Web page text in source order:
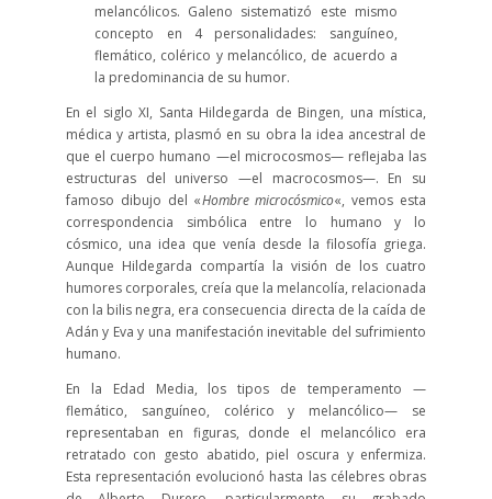
melancólicos. Galeno sistematizó este mismo
concepto en 4 personalidades: sanguíneo,
flemático, colérico y melancólico, de acuerdo a
la predominancia de su humor.
En el siglo XI, Santa Hildegarda de Bingen, una mística,
médica y artista, plasmó en su obra la idea ancestral de
que el cuerpo humano —el microcosmos— reflejaba las
estructuras del universo —el macrocosmos—. En su
famoso dibujo del «Hombre microcósmico«, vemos esta
correspondencia simbólica entre lo humano y lo
cósmico, una idea que venía desde la filosofía griega.
Aunque Hildegarda compartía la visión de los cuatro
humores corporales, creía que la melancolía, relacionada
con la bilis negra, era consecuencia directa de la caída de
Adán y Eva y una manifestación inevitable del sufrimiento
humano.
En la Edad Media, los tipos de temperamento —
flemático, sanguíneo, colérico y melancólico— se
representaban en figuras, donde el melancólico era
retratado con gesto abatido, piel oscura y enfermiza.
Esta representación evolucionó hasta las célebres obras